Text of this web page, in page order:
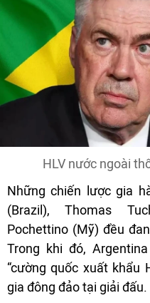
HLV nước ngoài
Những chiến lược gia
(Brazil), Thomas
Pochettino (Mỹ) đều
Trong khi đó,
“cường quốc xuất khẩu
gia đông đảo tại giải đấu.